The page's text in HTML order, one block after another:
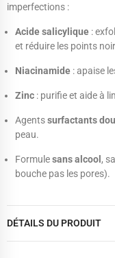
imperfections :
Acide salicylique :
et réduire les points
Niacinamide : apaise
Zinc : purifie et aide à
Agentssurfactants
peau.
Formulesans alcool ,
bouche pas les pores).
DÉTAILS DU PRODUIT